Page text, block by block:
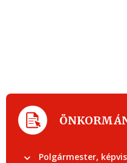
Polgármester,